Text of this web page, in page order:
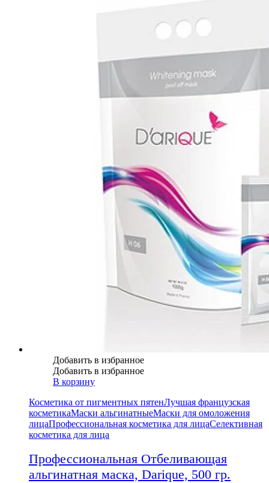
Добавить в избранное
Добавить в избранное
В корзину
Косметика от пигментных пятенЛучшая французская
косметикаМаски альгинатныеМаски для омоложения
лицаПрофессиональная косметика для лицаСелективная
косметика для лица
Профессиональная Отбеливающая
альгинатная маска, Darique, 500 гр.